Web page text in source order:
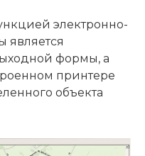
электронно-
является
формы, а
принтере
объекта